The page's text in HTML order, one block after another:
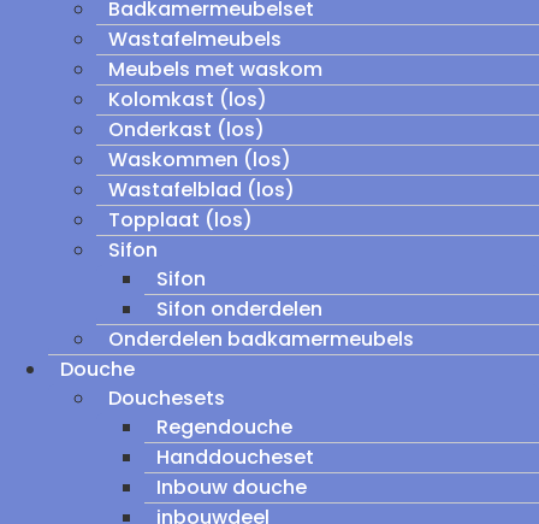
Badkamermeubelset
Wastafelmeubels
Meubels met waskom
Kolomkast (los)
Onderkast (los)
Waskommen (los)
Wastafelblad (los)
Topplaat (los)
Sifon
Sifon
Sifon onderdelen
Onderdelen badkamermeubels
Douche
Douchesets
Regendouche
Handdoucheset
Inbouw douche
inbouwdeel